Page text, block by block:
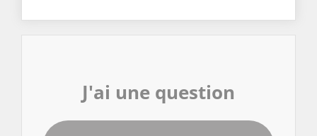
J'ai une question